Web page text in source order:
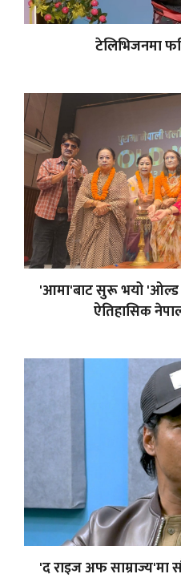
टेलिभिजनमा
'आमा'बाट सुरू भयो 'ओल्ड
ऐतिहासिक
'द राइज अफ साम्राज्य'मा